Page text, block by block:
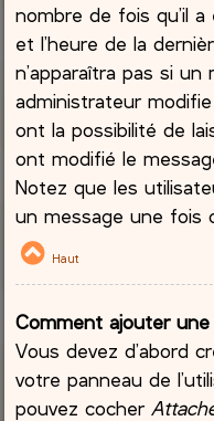
nombre de fois qu’il
et l’heure de la
n’apparaîtra pas si
administrateur
ont la possibilité de
ont modifié le
Notez que les
un message une fois
Haut
Comment ajouter
Vous devez d’abord
votre panneau de
pouvez cocher